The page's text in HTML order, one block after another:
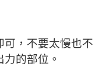
可，不要太慢也不
的部位。